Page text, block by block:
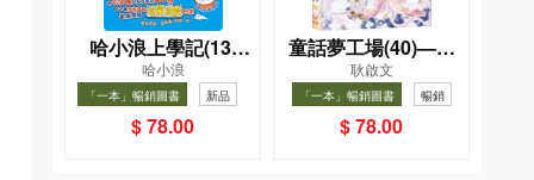
哈小浪上學記(13)
——逃出神奇博物館
哈小浪
「一本」暢銷圖書
新品
暢銷
$ 78.00
童話夢工場(40)——
織女下凡結奇緣
耿啟文
「一本」暢銷圖書 暢銷
$ 78.00